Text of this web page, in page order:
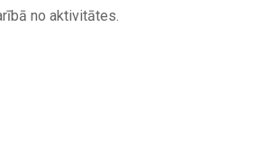
no aktivitātes.